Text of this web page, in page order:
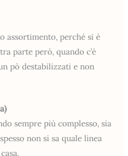
assortimento, perché si è
parte però, quando c’è
pò destabilizzati e non
sempre più complesso, sia
non si sa quale linea